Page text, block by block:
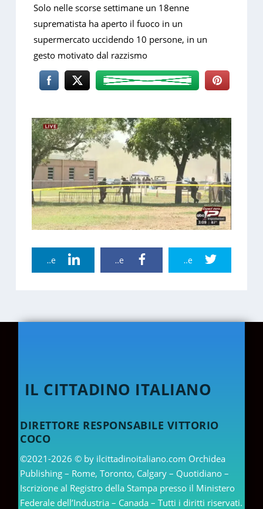
Solo nelle scorse settimane un 18enne
suprematista ha aperto il fuoco in un
supermercato uccidendo 10 persone, in un
gesto motivato dal razzismo
Twitter Share
Facebook Share
Linkedin Share
IL CITTADINO ITALIANO
DIRETTORE RESPONSABILE VITTORIO
COCO
©2021-2026 © by ilcittadinoitaliano.com Orchidea
Publishing – Rome, Toronto, Calgary – Quotidiano –
Iscrizione al Registro della Stampa presso il Ministero
Federale dell’Industria – Canada – Tutti i diritti riservati.